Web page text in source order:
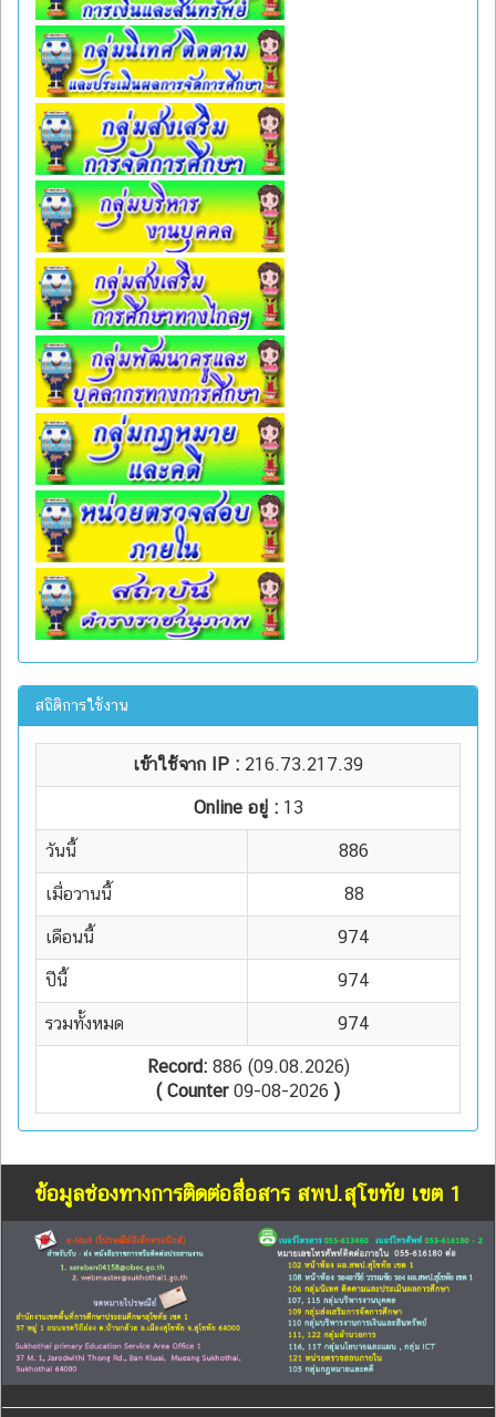
สถิติการใช้งาน
เข้าใช้จาก IP : 216.73.217.39
Online อยู่ : 13
วันนี้ 886
เมื่อวานนี้ 88
เดือนนี้ 974
ปีนี้ 974
รวมทั้งหมด 974
Record:886 (09.08.2026)
( Counter09-08-2026 )
ข้อมูลช่องทางการติดต่อสื่อสาร สพป.สุโขทัย เขต 1